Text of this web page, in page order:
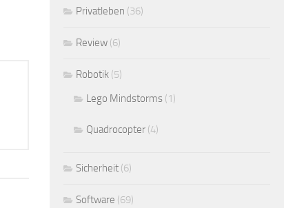
Privatleben (36)
Review (6)
Robotik (5)
Lego Mindstorms (1)
Quadrocopter (4)
Sicherheit (6)
Software (69)